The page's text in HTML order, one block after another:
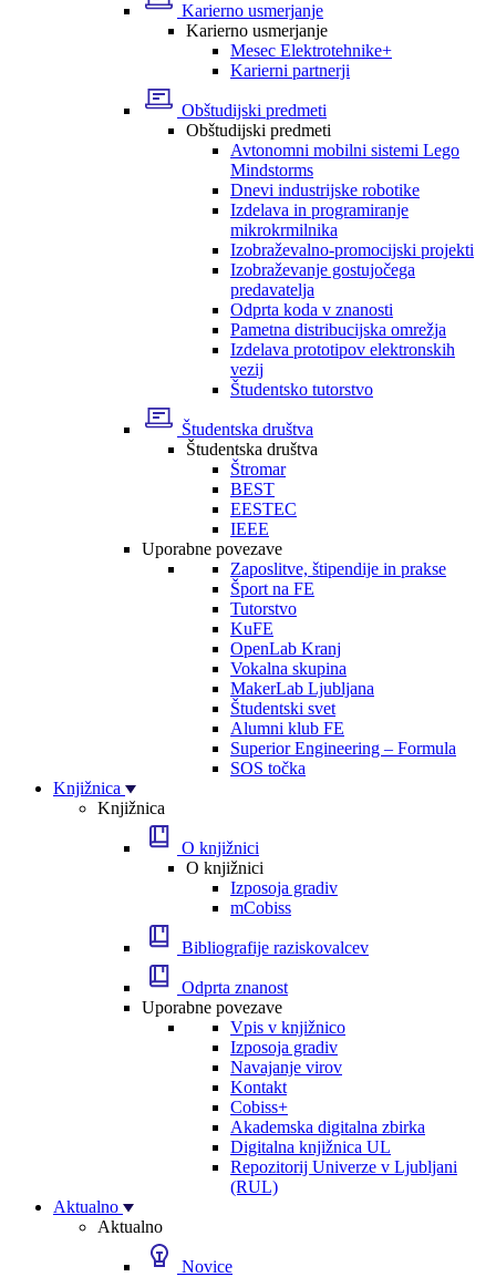
Karierno usmerjanje
Karierno usmerjanje
Mesec Elektrotehnike+
Karierni partnerji
Obštudijski predmeti
Obštudijski predmeti
Avtonomni mobilni sistemi Lego
Mindstorms
Dnevi industrijske robotike
Izdelava in programiranje
mikrokrmilnika
Izobraževalno-promocijski projekti
Izobraževanje gostujočega
predavatelja
Odprta koda v znanosti
Pametna distribucijska omrežja
Izdelava prototipov elektronskih
vezij
Študentsko tutorstvo
Študentska društva
Študentska društva
Štromar
BEST
EESTEC
IEEE
Uporabne povezave
Zaposlitve, štipendije in prakse
Šport na FE
Tutorstvo
KuFE
OpenLab Kranj
Vokalna skupina
MakerLab Ljubljana
Študentski svet
Alumni klub FE
Superior Engineering – Formula
SOS točka
Knjižnica
Knjižnica
O knjižnici
O knjižnici
Izposoja gradiv
mCobiss
Bibliografije raziskovalcev
Odprta znanost
Uporabne povezave
Vpis v knjižnico
Izposoja gradiv
Navajanje virov
Kontakt
Cobiss+
Akademska digitalna zbirka
Digitalna knjižnica UL
Repozitorij Univerze v Ljubljani
(RUL)
Aktualno
Aktualno
Novice